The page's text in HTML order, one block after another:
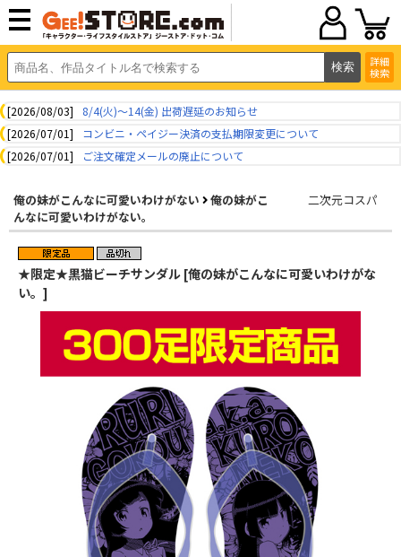
詳細
検索
[2026/08/03]
8/4(火)～14(金) 出荷遅延のお知らせ
[2026/07/01]
コンビニ・ペイジー決済の支払期限変更について
[2026/07/01]
ご注文確定メールの廃止について
俺の妹がこんなに可愛いわけがない
俺の妹がこ
んなに可愛いわけがない。
二次元コスパ
★限定★黒猫ビーチサンダル [俺の妹がこんなに可愛いわけがな
い。]